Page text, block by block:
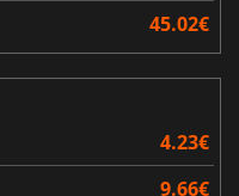
45.02€
4.23€
9.66€